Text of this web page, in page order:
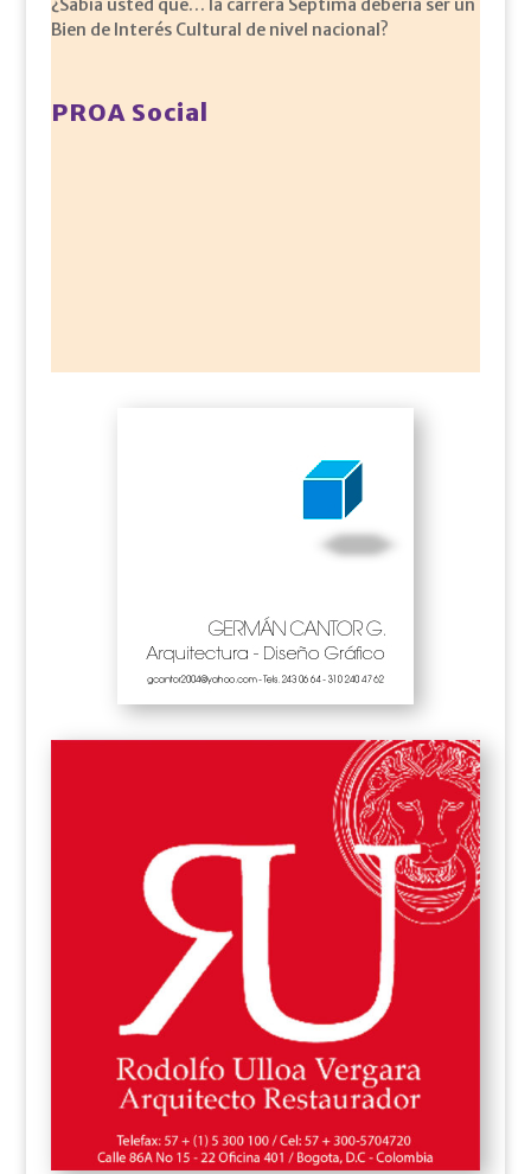
¿Sabía usted que… la carrera Séptima debería ser un
Bien de Interés Cultural de nivel nacional?
PROA Social